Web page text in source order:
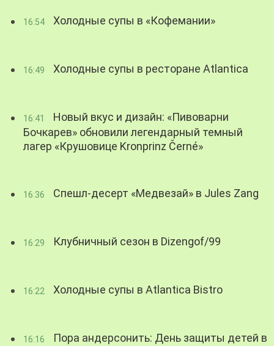
16:54 Холодные супы в «Кофемании»
16:49 Холодные супы в ресторане Atlantica
16:41
Новый вкус и дизайн: «Пивоварни
Бочкарев» обновили легендарный темный
лагер «Крушовице Kronprinz Černé»
16:36 Спешл-десерт «Медвезай» в Jules Zang
16:29 Клубничный сезон в Dizengof/99
16:22 Холодные супы в Atlantica Bistro
16:16
Пора андерсонить: День защиты детей в